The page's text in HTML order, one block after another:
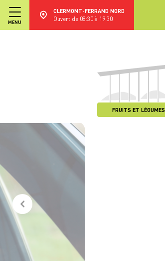
MENU
CLERMONT-FERRAND NORD
Ouvert de 08:30 à 19:30
FRUITS ET LÉGUMES